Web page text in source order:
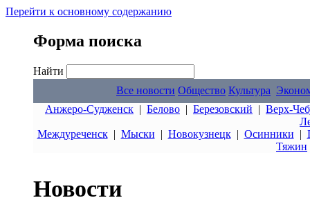
Перейти к основному содержанию
Форма поиска
Найти
Все новости Общество Культура
Анжеро-Судженск | Белово | Березовский | Верх-
Междуреченск| Мыски | Новокузнецк| Осинники |
Тяжин
Новости